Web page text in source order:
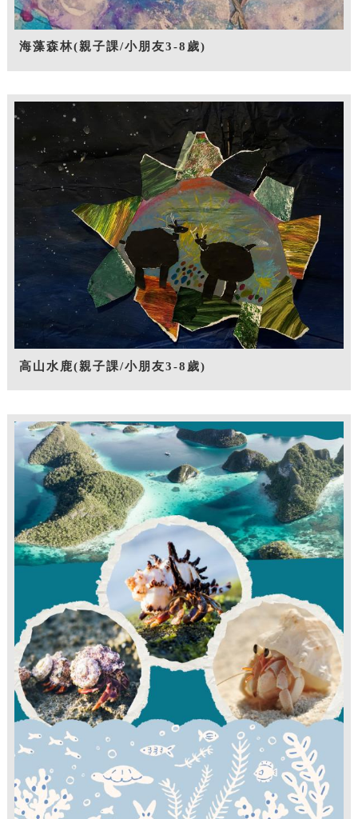
海藻森林(親子課/小朋友3-8歲)
高山水鹿(親子課/小朋友3-8歲)